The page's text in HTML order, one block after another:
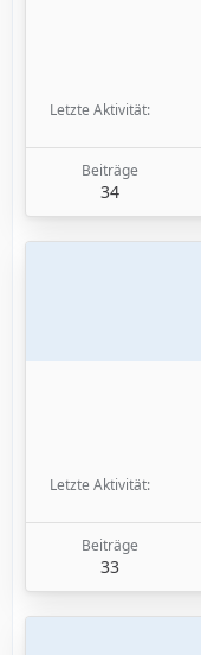
Letzte Aktivität
Beiträge
34
Letzte Aktivität
Beiträge
33